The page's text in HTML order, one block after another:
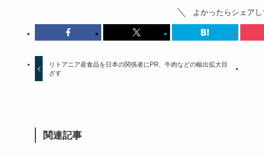
よかったらシェアし
リトアニア産食品を日本の関係者にPR、牛肉などの輸出拡大目
ざす
関連記事